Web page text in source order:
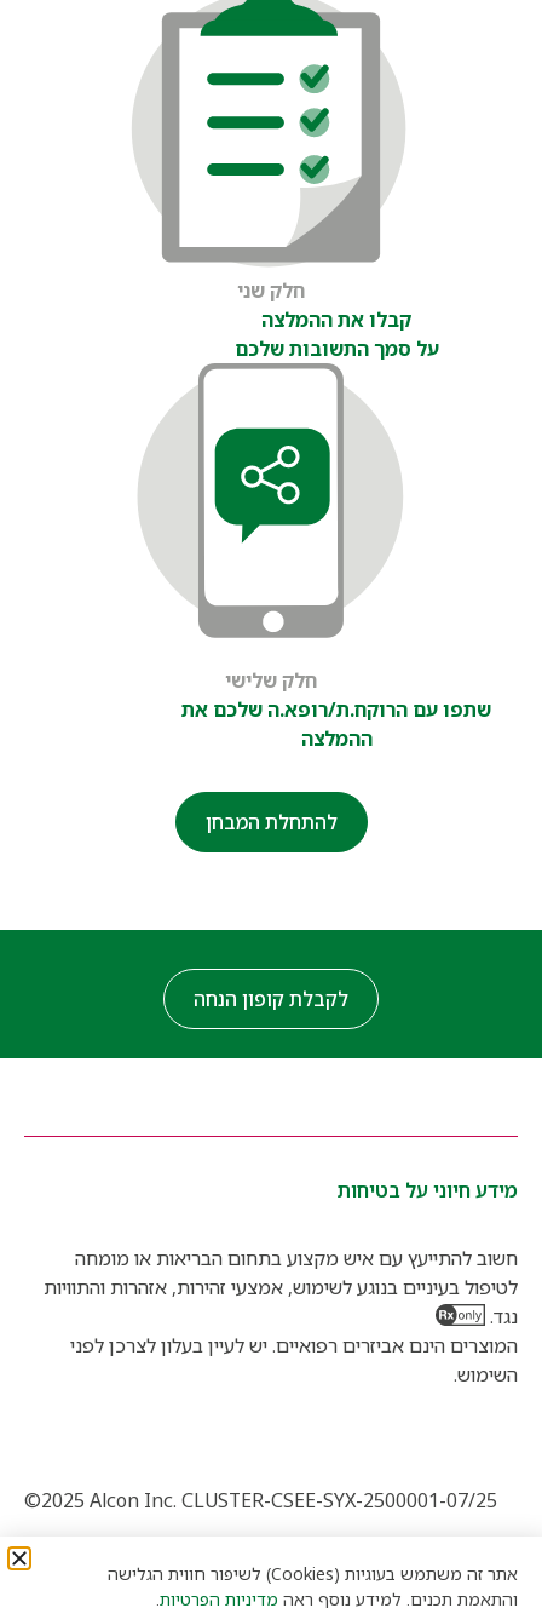
חלק שני
קבלו את ההמלצה
על סמך התשובות שלכם
חלק שלישי
שתפו עם הרוקח.ת/רופא.ה שלכם את
ההמלצה
להתחלת המבחן
לקבלת קופון הנחה
מידע חיוני על בטיחות
חשוב להתייעץ עם איש מקצוע בתחום הבריאות או מומחה
לטיפול בעיניים בנוגע לשימוש, אמצעי זהירות, אזהרות והתוויות
נגד.
המוצרים הינם אביזרים רפואיים. יש לעיין בעלון לצרכן לפני
השימוש.
©2025 Alcon Inc. CLUSTER-CSEE-SYX-2500001-07/25
אתר זה משתמש בעוגיות (Cookies) לשיפור חווית הגלישה
והתאמת תכנים. למידע נוסף ראה מדיניות הפרטיות.